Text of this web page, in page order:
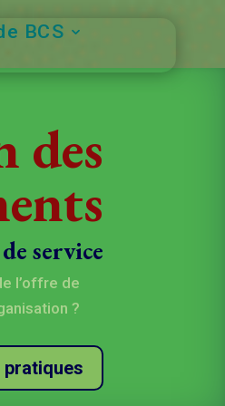
BCS
des
service
l’offre de
?
pratiques